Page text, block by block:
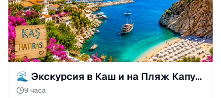
🌊 Экскурсия в Каш и на Пляж Капуташ из Кемера
9 часа